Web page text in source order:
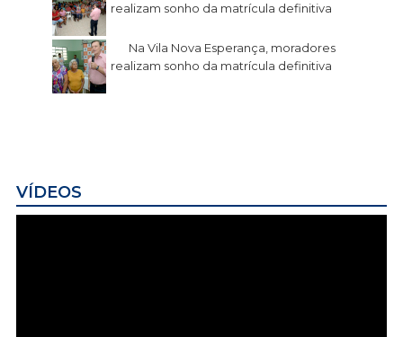
realizam sonho da matrícula definitiva
Na Vila Nova Esperança, moradores
realizam sonho da matrícula definitiva
VÍDEOS